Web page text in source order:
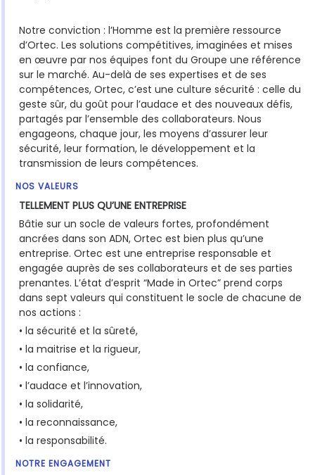
Notre conviction : l’Homme est la première ressource
d’Ortec. Les solutions compétitives, imaginées et mises
en œuvre par nos équipes font du Groupe une référence
sur le marché. Au-delà de ses expertises et de ses
compétences, Ortec, c’est une culture sécurité : celle du
geste sûr, du goût pour l’audace et des nouveaux défis,
partagés par l’ensemble des collaborateurs. Nous
engageons, chaque jour, les moyens d’assurer leur
sécurité, leur formation, le développement et la
transmission de leurs compétences.
NOS VALEURS
TELLEMENT PLUS QU’UNE ENTREPRISE
Bâtie sur un socle de valeurs fortes, profondément
ancrées dans son ADN, Ortec est bien plus qu’une
entreprise. Ortec est une entreprise responsable et
engagée auprès de ses collaborateurs et de ses parties
prenantes. L’état d’esprit “Made in Ortec” prend corps
dans sept valeurs qui constituent le socle de chacune de
nos actions :
• la sécurité et la sûreté,
• la maitrise et la rigueur,
• la confiance,
• l’audace et l’innovation,
• la solidarité,
• la reconnaissance,
• la responsabilité.
NOTRE ENGAGEMENT